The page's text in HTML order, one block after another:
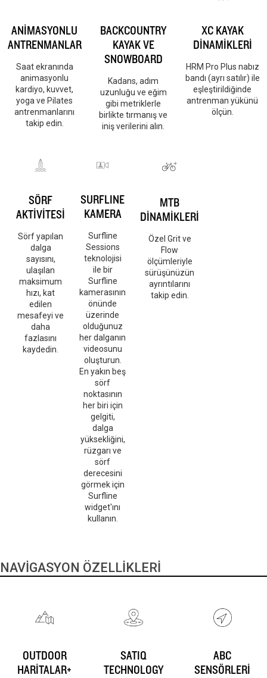
ANİMASYONLU
ANTRENMANLAR
Saat ekranında
animasyonlu
kardiyo, kuvvet,
yoga ve Pilates
antrenmanlarını
takip edin.
BACKCOUNTRY
KAYAK VE
SNOWBOARD
Kadans, adım
uzunluğu ve eğim
gibi metriklerle
birlikte tırmanış ve
iniş verilerini alın.
XC KAYAK
DİNAMİKLERİ
HRM Pro Plus nabız
bandı (ayrı satılır) ile
eşleştirildiğinde
antrenman yükünü
ölçün.
SÖRF
AKTİVİTESİ
Sörf yapılan
dalga
sayısını,
ulaşılan
maksimum
hızı, kat
edilen
mesafeyi ve
daha
fazlasını
kaydedin.
SURFLINE
KAMERA
Surfline
Sessions
teknolojisi
ile bir
Surfline
kamerasının
önünde
üzerinde
olduğunuz
her dalganın
videosunu
oluşturun.
En yakın beş
sörf
noktasının
her biri için
gelgiti,
dalga
yüksekliğini,
rüzgarı ve
sörf
derecesini
görmek için
Surfline
widget'ını
kullanın.
MTB
DİNAMİKLERİ
Özel Grit ve
Flow
ölçümleriyle
sürüşünüzün
ayrıntılarını
takip edin.
NAVİGASYON ÖZELLİKLERİ
OUTDOOR
HARİTALAR+
SATIQ
TECHNOLOGY
ABC
SENSÖRLERİ